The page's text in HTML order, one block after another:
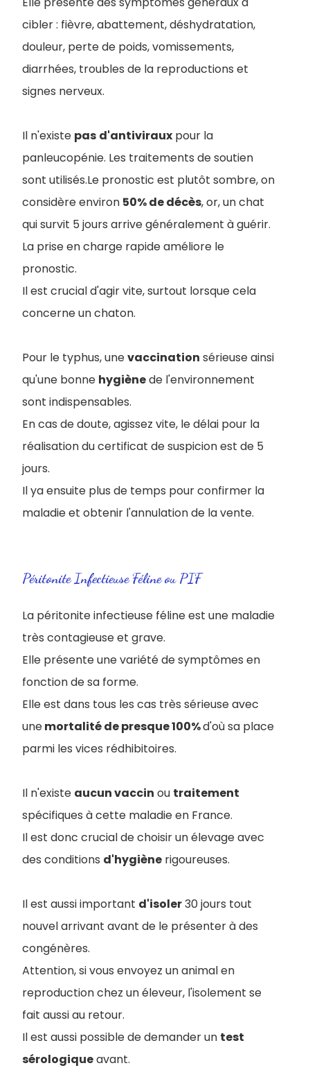
cibler : fièvre, abattement, déshydratation,
douleur, perte de poids, vomissements,
diarrhées, troubles de la reproductions et
signes nerveux.
Il n'existe pas d'antiviraux pour la
panleucopénie. Les traitements de soutien
sont utilisés.Le pronostic est plutôt sombre, on
considère environ 50% de décès, or, un chat
qui survit 5 jours arrive généralement à guérir.
La prise en charge rapide améliore le
pronostic.
Il est crucial d'agir vite, surtout lorsque cela
concerne un chaton.
Pour le typhus, unevaccination sérieuse ainsi
qu'une bonne hygiènede l'environnement
sont indispensables.
En cas de doute, agissez vite, le délai pour la
réalisation du certificat de suspicion est de 5
jours.
Il ya ensuite plus de temps pour confirmer la
maladie et obtenir l'annulation de la vente.
Péritonite Infectieuse Féline ou PIF
La péritonite infectieuse féline est une maladie
très contagieuse et grave.
Elle présente une variété de symptômes en
fonction de sa forme.
Elle est dans tous les cas très sérieuse avec
unemortalité de presque 100%d'où sa place
parmi les vices rédhibitoires.
Il n'existe aucun vaccin ou traitement
spécifiques à cette maladie en France.
Il est donc crucial de choisir un élevage avec
des conditions d'hygiène rigoureuses.
Il est aussi important d'isoler30 jours tout
nouvel arrivant avant de le présenter à des
congénères.
Attention, si vous envoyez un animal en
reproduction chez un éleveur, l'isolement se
fait aussi au retour.
Il est aussi possible de demander un test
sérologiqueavant.